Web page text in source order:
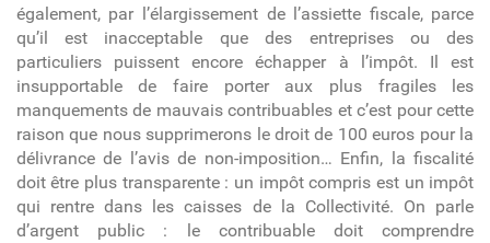
également, par l’élargissement de l’assiette fiscale, parce
qu’il est inacceptable que des entreprises ou des
particuliers puissent encore échapper à l’impôt. Il est
insupportable de faire porter aux plus fragiles les
manquements de mauvais contribuables et c’est pour cette
raison que nous supprimerons le droit de 100 euros pour la
délivrance de l’avis de non-imposition… Enfin, la fiscalité
doit être plus transparente : un impôt compris est un impôt
qui rentre dans les caisses de la Collectivité. On parle
d’argent public : le contribuable doit comprendre